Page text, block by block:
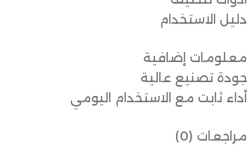
دليل الاستخدام
معلومات إضافية
جودة تصنيع عالية
أداء ثابت مع الاستخدام اليومي
مراجعات (0)